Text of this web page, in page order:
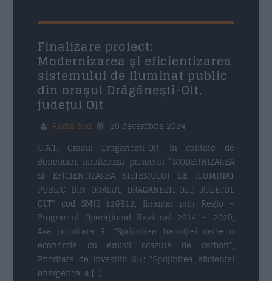
Finalizare proiect:
Modernizarea și eficientizarea
sistemului de iluminat public
din orașul Drăgănești-Olt,
județul Olt
Radio Sud
20 decembrie 2024
U.A.T. Orasul Draganesti-Olt, în calitate de
Beneficiar, finalizează proiectul “MODERNIZAREA
SI EFICIENTIZAREA SISTEMULUI DE ILUMINAT
PUBLIC DIN ORASUL DRAGANESTI-OLT, JUDETUL
OLT” cod SMIS 126912, finanțat prin Regio –
Programul Operaţional Regional 2014 – 2020,
Axa prioritara 3: ”Sprijinirea tranziției catre o
economie cu emisii scazute de carbon”,
Prioritate de investiții 3.1: ”Sprijinirea eficienței
energetice, a […]